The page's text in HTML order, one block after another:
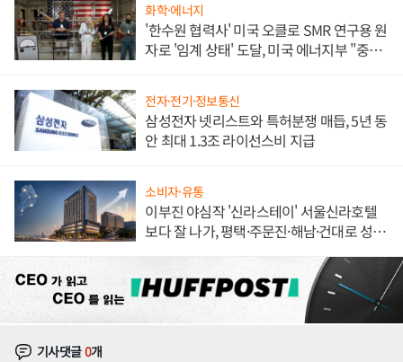
화학·에너지
'한수원 협력사' 미국 오클로 SMR 연구용 원
자로 '임계 상태' 도달, 미국 에너지부 "중요
전자·전기·정보통신
삼성전자 넷리스트와 특허분쟁 매듭, 5년 동
안 최대 1.3조 라이선스비 지급
소비자·유통
이부진 야심작 '신라스테이' 서울신라호텔
보다 잘 나가, 평택·주문진·해남·건대로 성
기사댓글0개